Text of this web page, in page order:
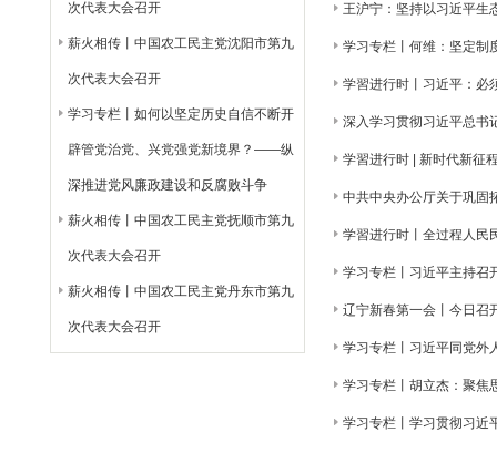
次代表大会召开
薪火相传丨中国农工民主党沈阳市第九
次代表大会召开
学习专栏丨如何以坚定历史自信不断开
辟管党治党、兴党强党新境界？——纵
深推进党风廉政建设和反腐败斗争
薪火相传丨中国农工民主党抚顺市第九
次代表大会召开
薪火相传丨中国农工民主党丹东市第九
次代表大会召开
王沪宁：坚持以习近平生
学习专栏丨何维：坚定制
学習进行时丨习近平：必
深入学习贯彻习近平总书
学習进行时 | 新时代新征
中共中央办公厅关于巩固
学習进行时丨全过程人民
学习专栏丨习近平主持召
辽宁新春第一会丨今日召
学习专栏丨习近平同党外
学习专栏丨胡立杰：聚焦
学习专栏丨学习贯彻习近